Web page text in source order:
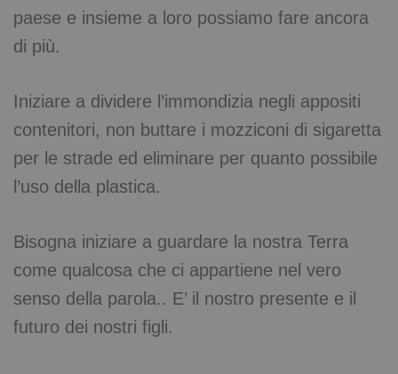
paese e insieme a loro possiamo fare ancora
di più.
Iniziare a dividere l’immondizia negli appositi
contenitori, non buttare i mozziconi di sigaretta
per le strade ed eliminare per quanto possibile
l’uso della plastica.
Bisogna iniziare a guardare la nostra Terra
come qualcosa che ci appartiene nel vero
senso della parola.. E’ il nostro presente e il
futuro dei nostri figli.